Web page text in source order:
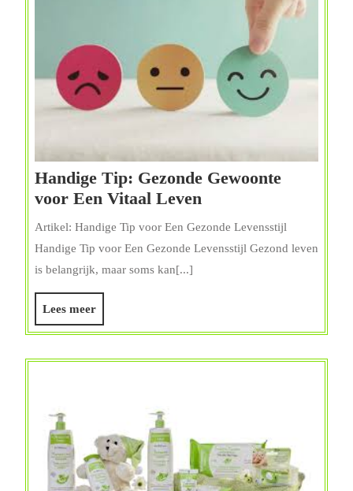
Handige Tip: Gezonde Gewoonte
voor Een Vitaal Leven
Tip:
Gewoonte
Leven
Artikel: Handige Tip voor Een Gezonde Levensstijl
Handige Tip voor Een Gezonde Levensstijl Gezond leven
is belangrijk, maar soms kan[...]
Lees meerLees
meer